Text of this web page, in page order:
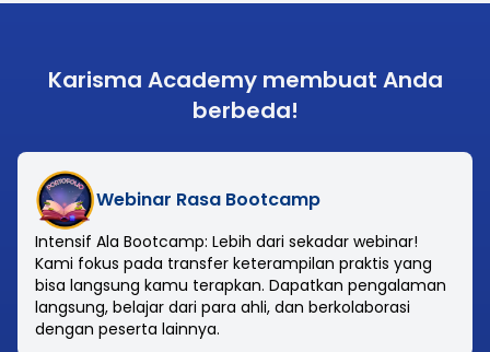
Karisma Academy membuat Anda
berbeda!
Webinar Rasa Bootcamp
Intensif Ala Bootcamp: Lebih dari sekadar webinar!
Kami fokus pada transfer keterampilan praktis yang
bisa langsung kamu terapkan. Dapatkan pengalaman
langsung, belajar dari para ahli, dan berkolaborasi
dengan peserta lainnya.